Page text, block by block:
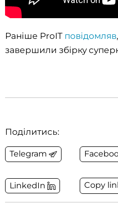
Раніше ProIT повідомляв
завершили збірку
Поділитись:
Telegram
LinkedIn Copy